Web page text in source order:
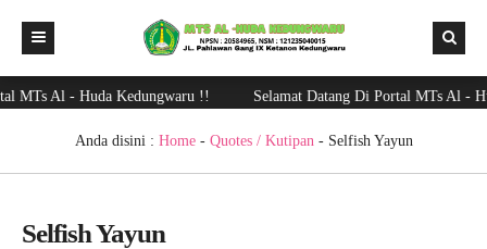
HOME
KELULUSAN
RAPOR
MTs Al - Huda Kedungwaru !! Selamat Datang Di Portal MTs Al -
Anda disini : Home- Quotes / Kutipan- Selfish Yayun
Selfish Yayun